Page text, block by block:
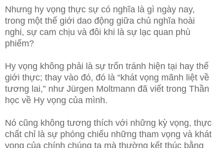
Nhưng hy vọng thực sự có nghĩa là gì ngày nay,
trong một thế giới dao động giữa chủ nghĩa hoài
nghi, sự cam chịu và đôi khi là sự lạc quan phù
phiếm?
Hy vọng không phải là sự trốn tránh hiện tại hay thế
giới thực; thay vào đó, đó là “khát vọng mãnh liệt về
tương lai,” như Jürgen Moltmann đã viết trong Thần
học về Hy vọng của mình.
Nó cũng không tương thích với những kỳ vọng, thực
chất chỉ là sự phóng chiếu những tham vọng và khát
vọng của chính chúng ta mà thường kết thúc bằng